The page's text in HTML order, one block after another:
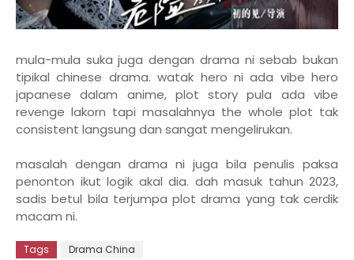
mula-mula suka juga dengan drama ni sebab bukan
tipikal chinese drama. watak hero ni ada vibe hero
japanese dalam anime, plot story pula ada vibe
revenge lakorn tapi masalahnya the whole plot tak
consistent langsung dan sangat mengelirukan.
masalah dengan drama ni juga bila penulis paksa
penonton ikut logik akal dia. dah masuk tahun 2023,
sadis betul bila terjumpa plot drama yang tak cerdik
macam ni.
Tags Drama China